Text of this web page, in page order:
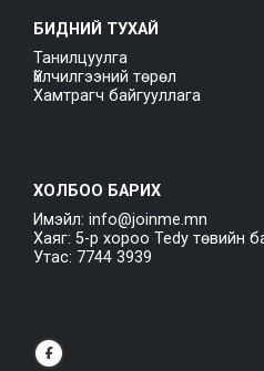
БИДНИЙ ТУХАЙ
Танилцуулга
Үйлчилгээний төрөл
Хамтрагч байгууллага
ХОЛБОО БАРИХ
Имэйл: info@joinme.mn
Хаяг: 5-р хороо Tedy төвийн
Утас: 7744 3939